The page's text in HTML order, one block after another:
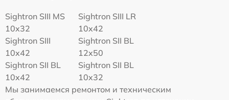
Sightron SIII MS
10x32
Sightron SIII LR
10x42
Sightron SIII
10x42
Sightron SII BL
12x50
Sightron SII BL
10x42
Sightron SII BL
10x32
Мы занимаемся ремонтом и техническим